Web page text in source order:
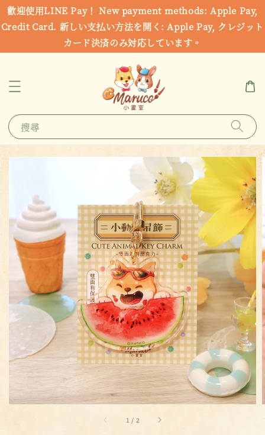
歡迎使用LINE Pay！ New payment methods: Apple Pay,
Credit Card. 新しい支払い方法を開く: Apple Pay, クレジット
カード決済のみ対応しています。
搜尋
1 / 2